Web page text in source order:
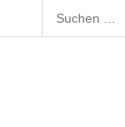
Suchen
nach: